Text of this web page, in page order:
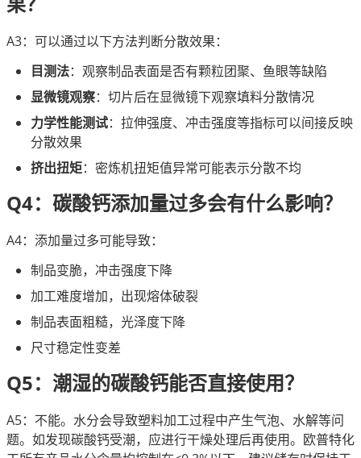
A3：可以通过以下方法判断分散效果：
目测法：观察制品表面是否有颗粒团聚、鱼眼等缺陷
显微镜观察：切片后在显微镜下观察填料分散情况
力学性能测试：拉伸强度、冲击强度等指标可以间接反映
分散效果
挤出扭矩：密炼机扭矩值异常可能表示分散不均
Q4：碳酸钙添加量过多会有什么影响？
A4：添加量过多可能导致：
制品变脆，冲击强度下降
加工难度增加，出现熔体破裂
制品表面粗糙，光泽度下降
尺寸稳定性变差
Q5：潮湿的碳酸钙能否直接使用？
A5：不能。水分会导致塑料加工过程中产生气泡、水解等问
题。如发现碳酸钙受潮，应进行干燥处理后再使用。欧普特化